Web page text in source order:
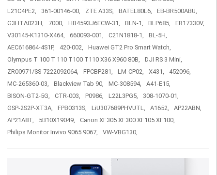
L21C4PE2,
361-00146-00, ZTE A33S, BATEL80L6,
EB-BR500ABU,
G3HTA023H,
7000, HB4593J6ECW-31, BLN-1, BLP685,
ER17330V,
V30145-K1310-X464,
660093-001, C21N1818-1,
BL-5H,
AEC616864-4S1P,
420-002,
Huawei GT2 Pro Smart Watch,
Olympus T 100 T 110 T100 T110 X36 X960 80B,
DJI RS 3 Mini,
ZR00971/SS-7222092064,
FPCBP281, LM-CP02, X431,
452096,
MC-265360-03,
Blackview Tab 90, MC-308594,
A41-E15,
BISON-GT2-5G,
CTR-003, P0986, L22L3PG5,
308-1070-01,
GSP-2S2P-XT3A,
FPB0313S, LiU307689PHVUTL, A1652,
AP22ABN,
AP21A8T,
5B10X19049,
Canon XF305 XF300 XF105 XF100,
Philips Monitor Invivo 9065 9067,
VW-VBG130,